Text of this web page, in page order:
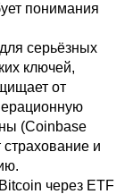
понимания
серьёзных
ключей,
от
(Coinbase
и
через ETF